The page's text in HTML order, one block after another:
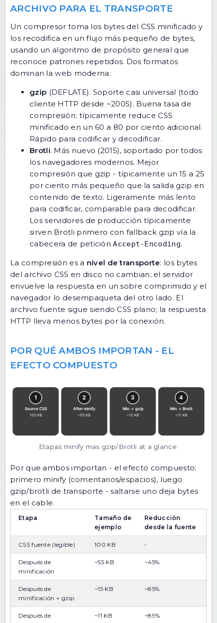
ARCHIVO PARA EL TRANSPORTE
Un compresor toma los bytes del CSS minificado y
los recodifica en un flujo más pequeño de bytes,
usando un algoritmo de propósito general que
reconoce patrones repetidos. Dos formatos
dominan la web moderna:
gzip (DEFLATE). Soporte casi universal (todo
cliente HTTP desde ~2005). Buena tasa de
compresión: típicamente reduce CSS
minificado en un 60 a 80 por ciento adicional.
Rápido para codificar y decodificar.
Brotli. Más nuevo (2015), soportado por todos
los navegadores modernos. Mejor
compresión que gzip - típicamente un 15 a 25
por ciento más pequeño que la salida gzip en
contenido de texto. Ligeramente más lento
para codificar, comparable para decodificar.
Los servidores de producción típicamente
sirven Brotli primero con fallback gzip vía la
cabecera de peticiónAccept-Encoding.
La compresión es a nivel de transporte: los bytes
del archivo CSS en disco no cambian; el servidor
envuelve la respuesta en un sobre comprimido y el
navegador lo desempaqueta del otro lado. El
archivo fuente sigue siendo CSS plano; la respuesta
HTTP lleva menos bytes por la conexión.
POR QUÉ AMBOS IMPORTAN - EL
EFECTO COMPUESTO
Etapas minify mas gzip/Brotli at a glance.
Por que ambos importan - el efecto compuesto:
primero minify (comentarios/espacios), luego
gzip/brotli de transporte - saltarse uno deja bytes
en el cable.
Etapa
Tamaño de
ejemplo
Reducción
desde la fuente
CSS fuente (legible) 100 KB -
Después de
minificación
~55 KB ~45%
Después de
minificación + gzip
~15 KB ~85%
Después de
~11 KB ~89%